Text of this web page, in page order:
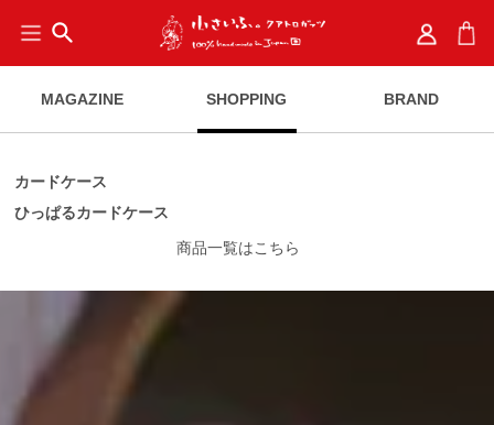
search
MAGAZINE SHOPPING BRAND
カードケース
ひっぱるカードケース
商品一覧はこちら